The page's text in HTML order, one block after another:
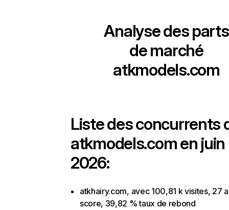
Analyse des parts
de marché
atkmodels.com
Liste des concurrents
atkmodels.com en juin
2026:
atkhairy.com, avec 100,81 k visites, 27
score, 39,82 % taux de rebond